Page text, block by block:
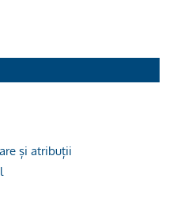
și atribuții